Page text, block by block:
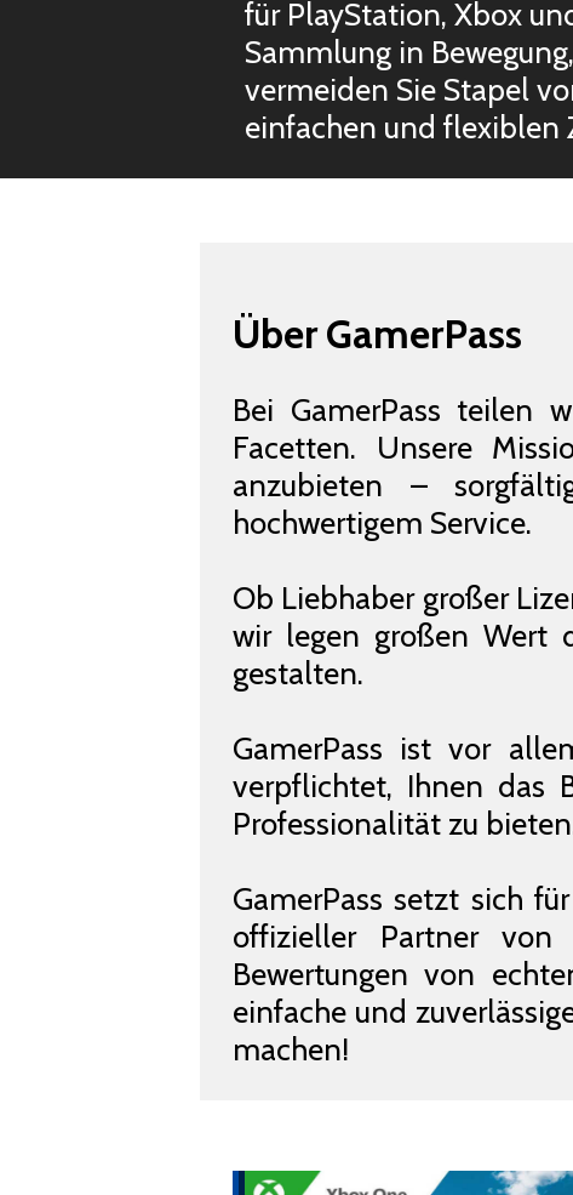
für PlayStation, Xbox
Sammlung in
vermeiden Sie Stapel
einfachen und flexiblen
Über GamerPass
Bei GamerPass teilen
Facetten. Unsere
anzubieten –
hochwertigem Service.
Ob Liebhaber großer
wir legen großen Wert
gestalten.
GamerPass ist vor
verpflichtet, Ihnen das
Professionalität zu
GamerPass setzt sich
offizieller Partner von
Bewertungen von
einfache und
machen!